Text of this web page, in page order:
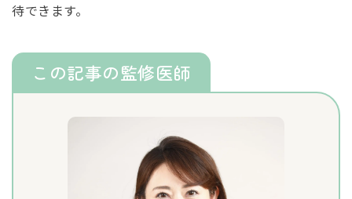
待できます。
この記事の監修医師